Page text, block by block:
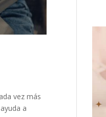
vez más
a